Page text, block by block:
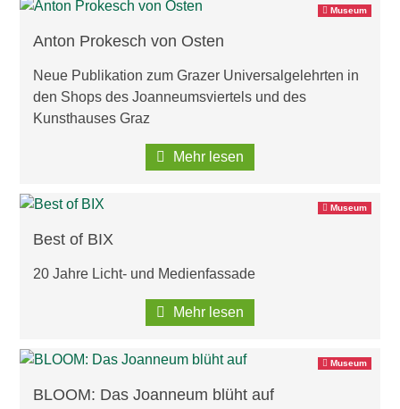
Museum
Anton Prokesch von Osten
Neue Publikation zum Grazer Universalgelehrten in
den Shops des Joanneumsviertels und des
Kunsthauses Graz
Mehr lesen
Museum
Best of BIX
20 Jahre Licht- und Medienfassade
Mehr lesen
Museum
BLOOM: Das Joanneum blüht auf